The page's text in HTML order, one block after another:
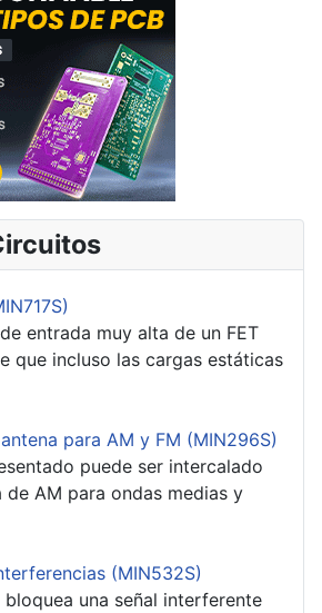
entrada muy alta de un FET
que incluso las cargas estáticas
para AM y FM (MIN296S)
puede ser intercalado
de AM para ondas medias y
(MIN532S)
una señal interferente